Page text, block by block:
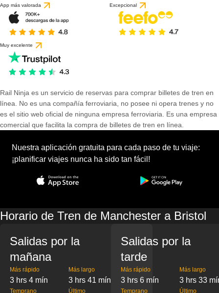
App más valorada Excepcional
Muy excelente
Rail Ninja es un servicio de reservas para comprar billetes de tren en
línea. No es una compañía ferroviaria, no posee ni opera trenes y no
es el sitio web oficial de ninguna empresa ferroviaria. Es una empresa
comercial que facilita la compra de billetes de tren en línea.
Nuestra aplicación gratuita para cada paso de tu viaje:
¡planificar viajes nunca ha sido tan fácil!
Horario de Tren de Manchester a Bristol
Salidas por la
mañana
Más rápido
3 hrs 4 mín
Más largo
3 hrs 41 mín
Temprano Último
Salidas por la
tarde
Más rápido
3 hrs 6 mín
Más largo
3 hrs 33
Temprano Último